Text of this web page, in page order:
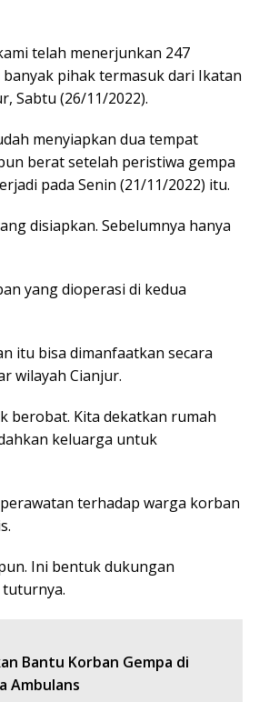
telah menerjunkan 247
pihak termasuk dari Ikatan
Sabtu (26/11/2022).
menyiapkan dua tempat
berat setelah peristiwa gempa
pada Senin (21/11/2022) itu.
disiapkan. Sebelumnya hanya
yang dioperasi di kedua
itu bisa dimanfaatkan secara
wilayah Cianjur.
berobat. Kita dekatkan rumah
keluarga untuk
terhadap warga korban
Ini bentuk dukungan
Bantu Korban Gempa di
Ambulans